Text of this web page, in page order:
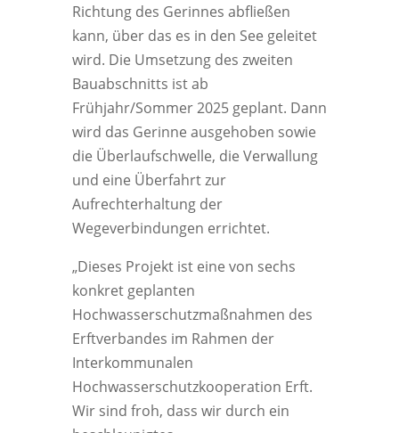
Richtung des Gerinnes abfließen
kann, über das es in den See geleitet
wird. Die Umsetzung des zweiten
Bauabschnitts ist ab
Frühjahr/Sommer 2025 geplant. Dann
wird das Gerinne ausgehoben sowie
die Überlaufschwelle, die Verwallung
und eine Überfahrt zur
Aufrechterhaltung der
Wegeverbindungen errichtet.
„Dieses Projekt ist eine von sechs
konkret geplanten
Hochwasserschutzmaßnahmen des
Erftverbandes im Rahmen der
Interkommunalen
Hochwasserschutzkooperation Erft.
Wir sind froh, dass wir durch ein